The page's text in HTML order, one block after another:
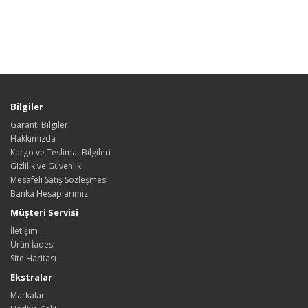
Bilgiler
Garanti Bilgileri
Hakkımızda
Kargo ve Teslimat Bilgileri
Gizlilik ve Güvenlik
Mesafeli Satış Sözleşmesi
Banka Hesaplarımız
Müşteri Servisi
İletişim
Ürün İadesi
Site Haritası
Ekstralar
Markalar